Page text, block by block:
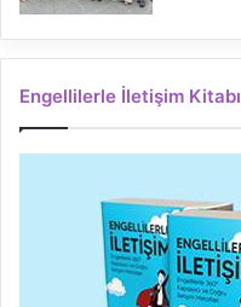
Engellilerle İletişim Kitabı